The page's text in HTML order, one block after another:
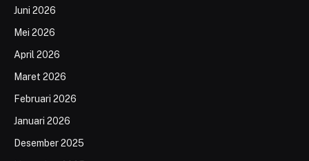
Juni 2026
Mei 2026
April 2026
Maret 2026
Februari 2026
Januari 2026
Desember 2025